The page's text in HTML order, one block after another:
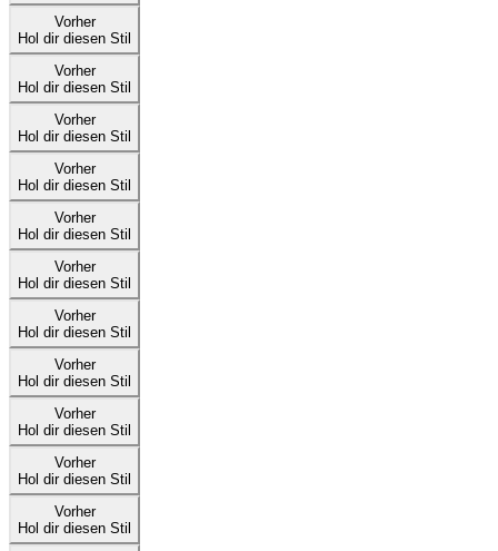
Vorher
Hol dir diesen Stil
Vorher
Hol dir diesen Stil
Vorher
Hol dir diesen Stil
Vorher
Hol dir diesen Stil
Vorher
Hol dir diesen Stil
Vorher
Hol dir diesen Stil
Vorher
Hol dir diesen Stil
Vorher
Hol dir diesen Stil
Vorher
Hol dir diesen Stil
Vorher
Hol dir diesen Stil
Vorher
Hol dir diesen Stil